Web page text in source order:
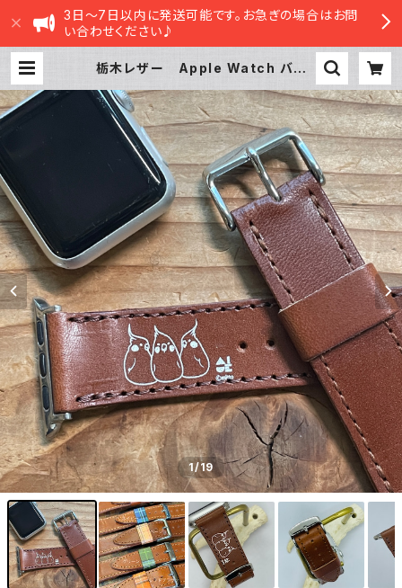
3日～7日以内に発送可能です。お急ぎの場合はお問
い合わせください♪
栃木レザー Apple Watch バン
OWN ブラウン アップルウォッチ
バンド 時計ベルト AppleWatch
対応 バンド シリーズ9 SE2023
8 SE2 7 6 SE 5 4 3 2 1に対応 | s
asatte STORE|ささってストア
1/19